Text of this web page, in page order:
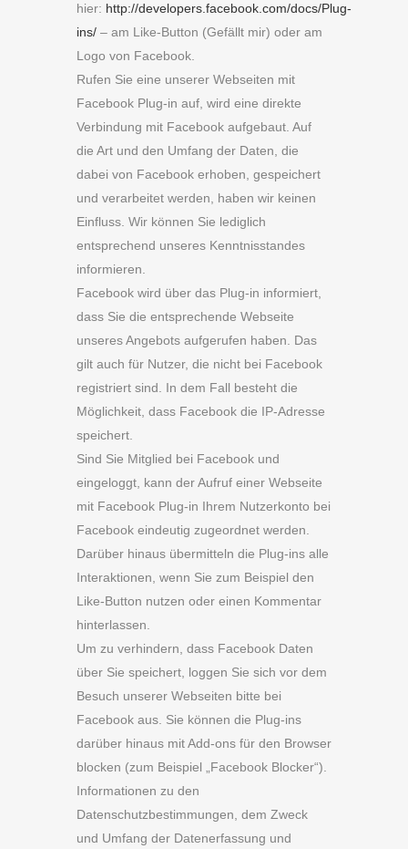
hier: http://developers.facebook.com/docs/Plug-
ins/ – am Like-Button (Gefällt mir) oder am
Logo von Facebook.
Rufen Sie eine unserer Webseiten mit
Facebook Plug-in auf, wird eine direkte
Verbindung mit Facebook aufgebaut. Auf
die Art und den Umfang der Daten, die
dabei von Facebook erhoben, gespeichert
und verarbeitet werden, haben wir keinen
Einfluss. Wir können Sie lediglich
entsprechend unseres Kenntnisstandes
informieren.
Facebook wird über das Plug-in informiert,
dass Sie die entsprechende Webseite
unseres Angebots aufgerufen haben. Das
gilt auch für Nutzer, die nicht bei Facebook
registriert sind. In dem Fall besteht die
Möglichkeit, dass Facebook die IP-Adresse
speichert.
Sind Sie Mitglied bei Facebook und
eingeloggt, kann der Aufruf einer Webseite
mit Facebook Plug-in Ihrem Nutzerkonto bei
Facebook eindeutig zugeordnet werden.
Darüber hinaus übermitteln die Plug-ins alle
Interaktionen, wenn Sie zum Beispiel den
Like-Button nutzen oder einen Kommentar
hinterlassen.
Um zu verhindern, dass Facebook Daten
über Sie speichert, loggen Sie sich vor dem
Besuch unserer Webseiten bitte bei
Facebook aus. Sie können die Plug-ins
darüber hinaus mit Add-ons für den Browser
blocken (zum Beispiel „Facebook Blocker“).
Informationen zu den
Datenschutzbestimmungen, dem Zweck
und Umfang der Datenerfassung und